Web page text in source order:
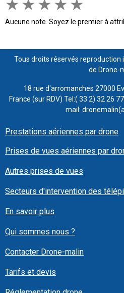
★ ★ ★ ★ ★
Aucune note. Soyez le premier à
Tous droits réservés
de Drone-
18 rue d'arromanches 27000
France (sur RDV) Tel:( 33 2) 32 26
mail:
Prestations aériennes par drone
Prises de vues aériennes par
Autres prises de vues
Secteurs d'intervention des
En savoir plus
Qui sommes nous ?
Contacter Drone-malin
Tarifs et devis